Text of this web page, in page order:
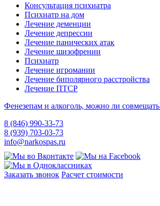
Консультация психиатра
Психиатр на дом
Лечение деменции
Лечение депрессии
Лечение панических атак
Лечение шизофрении
Психиатр
Лечение игромании
Лечение биполярного расстройства
Лечение ПТСР
Фенезепам и алкоголь, можно ли
8 (846) 990-33-73
8 (939) 703-03-73
info@narkospas.ru
Заказать звонок Расчет стоимости